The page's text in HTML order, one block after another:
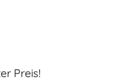
Preis!